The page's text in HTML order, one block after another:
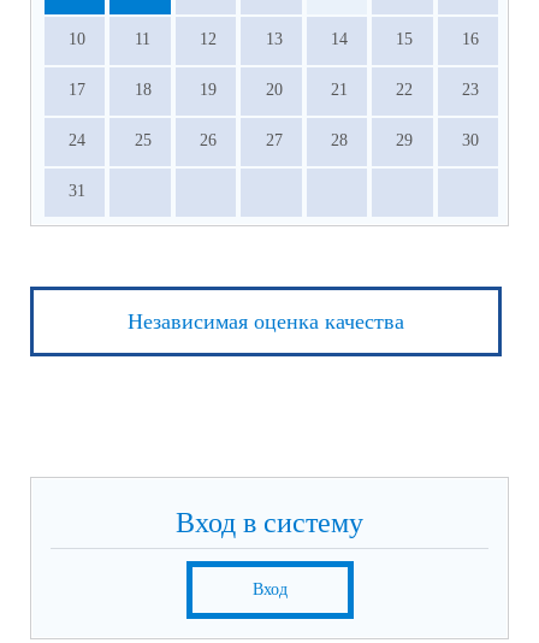
10 11 12 13 14 15 16
17 18 19 20 21 22 23
24 25 26 27 28 29 30
31
Независимая оценка качества
Вход в систему
Вход